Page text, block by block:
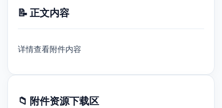
📝 正文内容
详情查看附件内容
📁 附件资源下载区